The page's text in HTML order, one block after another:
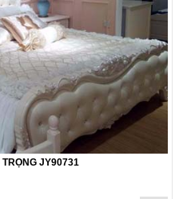
TRỌNG JY90731